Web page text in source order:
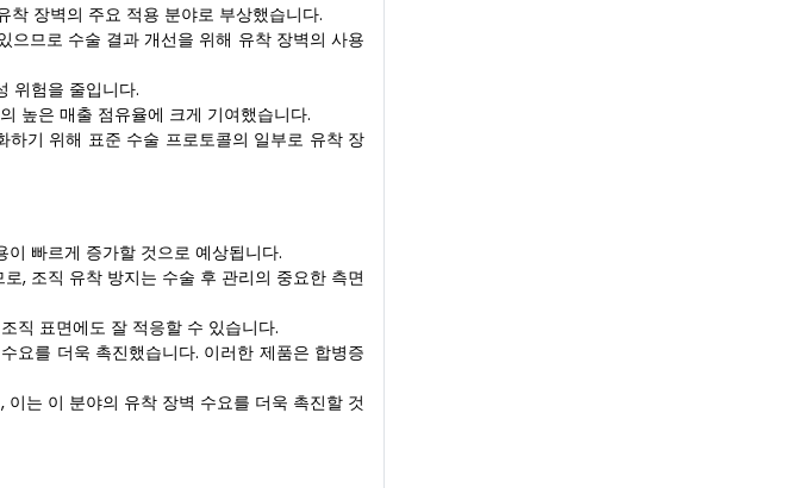
장벽의 주요 적용 분야로 부상했습니다.
으므로 수술 결과 개선을 위해 유착 장벽의 사용
위험을 줄입니다.
높은 매출 점유율에 크게 기여했습니다.
기 위해 표준 수술 프로토콜의 일부로 유착 장
빠르게 증가할 것으로 예상됩니다.
, 조직 유착 방지는 수술 후 관리의 중요한 측면
직 표면에도 잘 적응할 수 있습니다.
요를 더욱 촉진했습니다. 이러한 제품은 합병증
는 이 분야의 유착 장벽 수요를 더욱 촉진할 것